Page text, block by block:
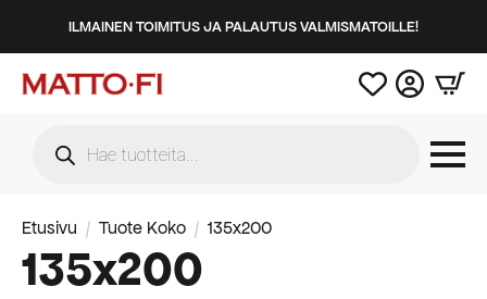
ILMAINEN TOIMITUS JA PALAUTUS VALMISMATOILLE!
search
Etusivu Tuote Koko 135x200
135x200